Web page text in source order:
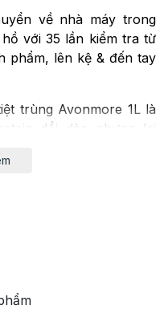
về nhà máy trong
với 35 lần kiểm tra từ
phẩm, lên kệ & đến tay
trùng Avonmore 1L là
dồi dào nhưng lại